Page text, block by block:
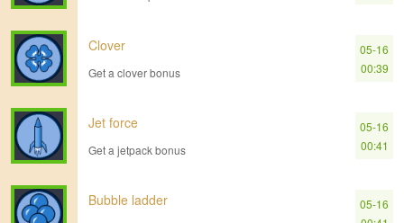
Clover
Get a clover bonus
05-16
00:39
Jet force
Get a jetpack bonus
05-16
00:41
Bubble ladder
05-16